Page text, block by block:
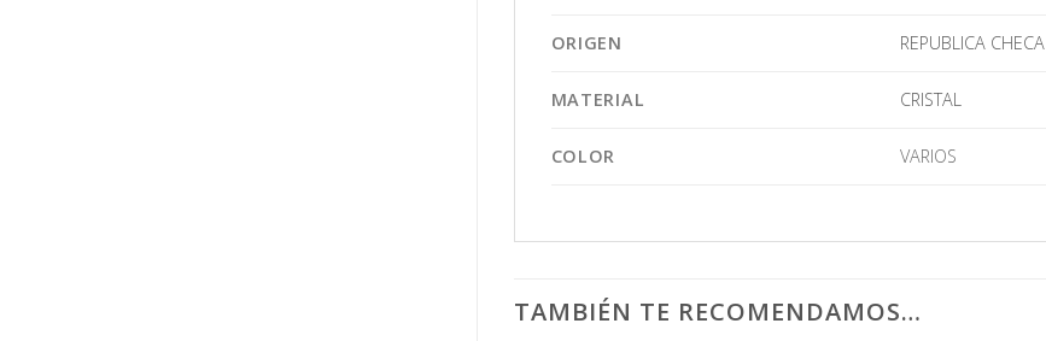
ORIGEN REPUBLICA CHECA
MATERIAL CRISTAL
COLOR VARIOS
TAMBIÉN TE RECOMENDAMOS…